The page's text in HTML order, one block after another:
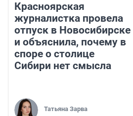
Красноярская
журналистка провела
отпуск в Новосибирске
и объяснила, почему в
споре о столице
Сибири нет смысла
Татьяна Зарва